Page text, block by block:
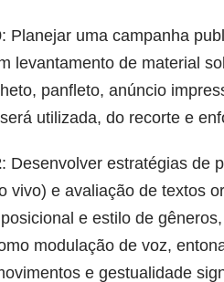
: Planejar uma campanha
levantamento de material
panfleto, anúncio
utilizada, do recorte e
: Desenvolver estratégias de
vivo) e avaliação de textos
e estilo de
modulação de voz,
e gestualidade